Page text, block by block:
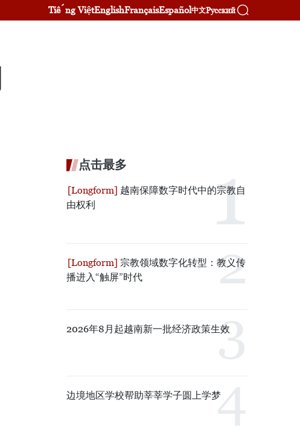
Tiếng ViệtEnglishFrançaisEspañol中文Русский
点击最多
越南保障数字时代中的宗教自
由权利
宗教领域数字化转型：教义传
播进入“触屏”时代
2026年8月起越南新一批经济政策生效
边境地区学校帮助莘莘学子圆上学梦